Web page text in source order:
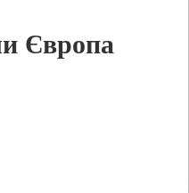
Європа